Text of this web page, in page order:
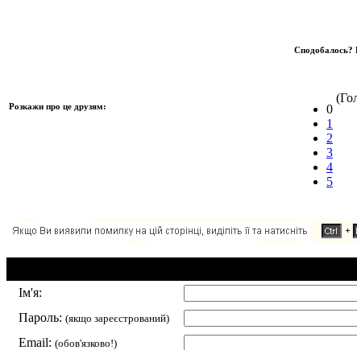
Розкажи про це друзям:
Сподобалось?
0
1
2
3
4
5
Ім'я:
Пароль: (якщо зареєстрований)
Email: (обов'язково!)